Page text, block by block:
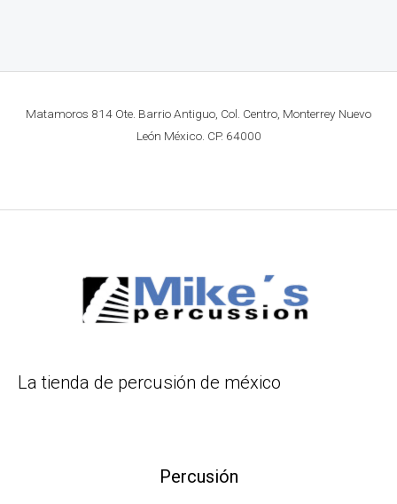
Matamoros 814 Ote. Barrio Antiguo, Col. Centro, Monterrey Nuevo
León México. CP. 64000
La tienda de percusión de méxico
Percusión